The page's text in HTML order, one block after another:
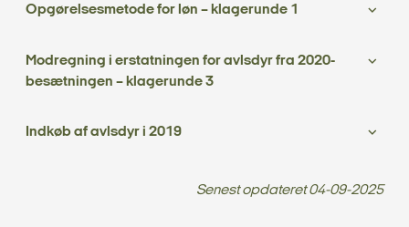
Opgørelsesmetode for løn – klagerunde 1
Modregning i erstatningen for avlsdyr fra 2020-
besætningen – klagerunde 3
Indkøb af avlsdyr i 2019
Senest opdateret04-09-2025